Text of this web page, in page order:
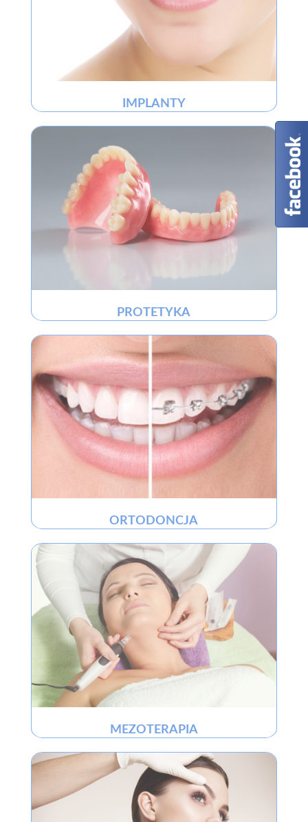
IMPLANTY
PROTETYKA
ORTODONCJA
MEZOTERAPIA